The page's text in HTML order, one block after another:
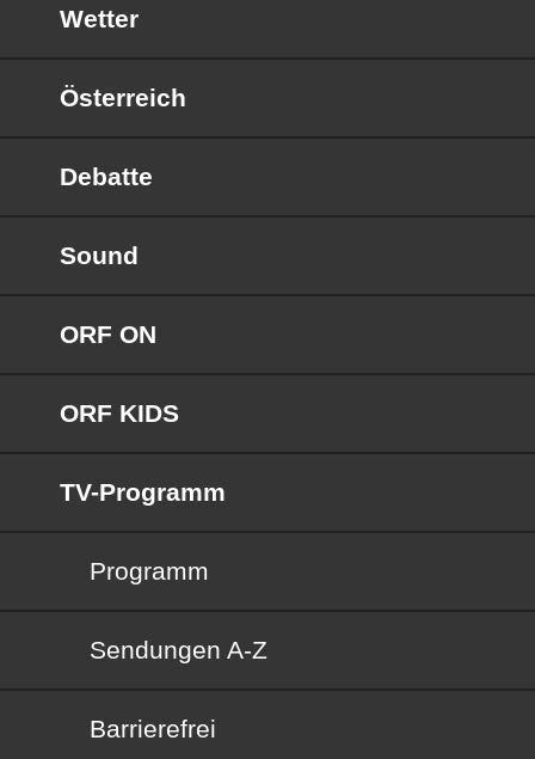
Wetter
Österreich
Debatte
Sound
ORF ON
ORF KIDS
TV-Programm
Programm
Sendungen von A bis Z
Sendungen A-Z
Barrierefrei
Barrierefrei